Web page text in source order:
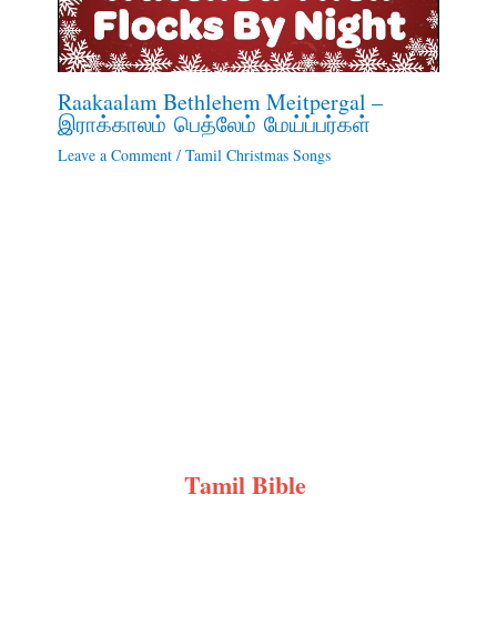
Raakaalam Bethlehem Meitpergal –
இராக்காலம் பெத்லேம் மேய்ப்பர்கள்
Leave a Comment / Tamil Christmas Songs
Tamil Bible